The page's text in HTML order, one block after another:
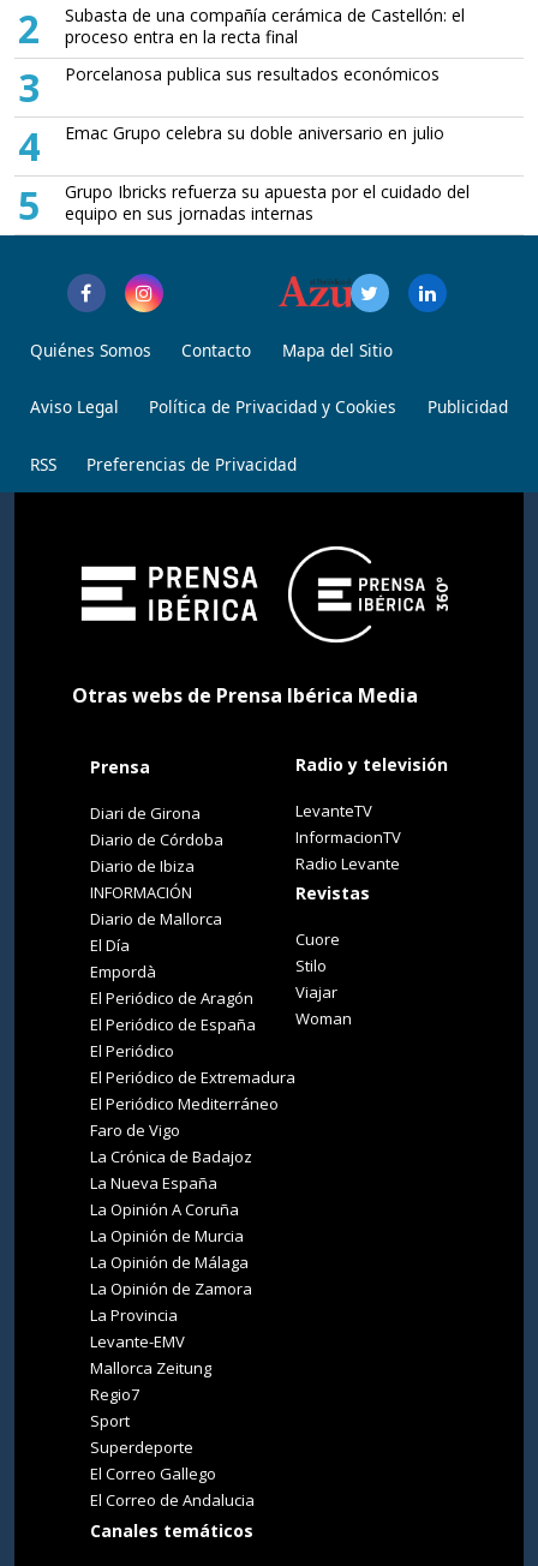
2
Subasta de una compañía cerámica de Castellón: el
proceso entra en la recta final
3 Porcelanosa publica sus resultados económicos
4 Emac Grupo celebra su doble aniversario en julio
5
Grupo Ibricks refuerza su apuesta por el cuidado del
equipo en sus jornadas internas
Quiénes Somos Contacto Mapa del Sitio
Aviso Legal Política de Privacidad y Cookies Publicidad
RSS Preferencias de Privacidad
Otras webs de Prensa Ibérica Media
Prensa
Diari de Girona
Diario de Córdoba
Diario de Ibiza
INFORMACIÓN
Diario de Mallorca
El Día
Empordà
El Periódico de Aragón
El Periódico de España
El Periódico
El Periódico de Extremadura
El Periódico Mediterráneo
Faro de Vigo
La Crónica de Badajoz
La Nueva España
La Opinión A Coruña
La Opinión de Murcia
La Opinión de Málaga
La Opinión de Zamora
La Provincia
Levante-EMV
Mallorca Zeitung
Regio7
Sport
Superdeporte
El Correo Gallego
El Correo de Andalucia
Canales temáticos
Radio y televisión
LevanteTV
InformacionTV
Radio Levante
Revistas
Cuore
Stilo
Viajar
Woman